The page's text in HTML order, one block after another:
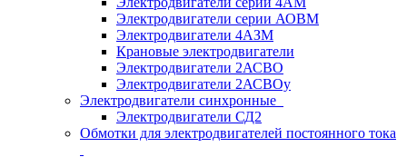
Электродвигатели серии АОВМ
Электродвигатели 4АЗМ
Крановые электродвигатели
Электродвигатели 2АСВО
Электродвигатели 2АСВОу
Электродвигатели синхронные
Электродвигатели СД2
Обмотки для электродвигателей постоянного тока